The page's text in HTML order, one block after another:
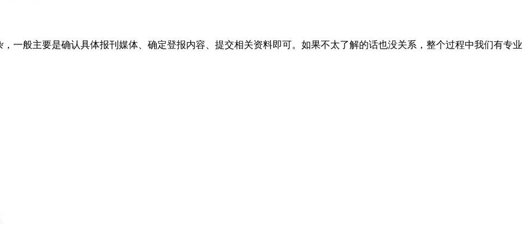
一般主要是确认具体报刊媒体、确定登报内容、提交相关资料即可。如果不太了解的话也没关系，整个过程中我们有专业